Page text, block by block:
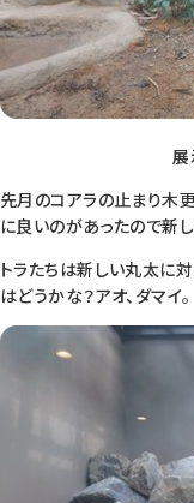
先月のコアラの止まり木
に良いのがあったので新し
トラたちは新しい丸太に
はどうかな？アオ、ダマイ。